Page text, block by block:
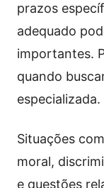
prazos
adequado
importantes.
quando
especializada.
Situações
moral,
e questões